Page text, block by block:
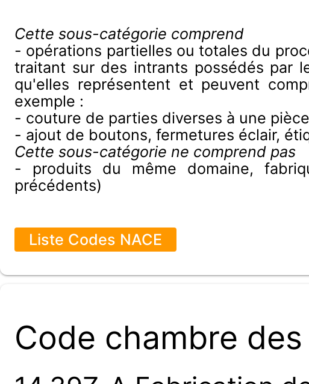
Cette sous-catégorie comprend
- opérations partielles ou totales du
traitant sur des intrants possédés par
qu'elles représentent et peuvent
exemple :
- couture de parties diverses à une
- ajout de boutons, fermetures éclair,
Cette sous-catégorie ne comprend pas
- produits du même domaine,
précédents)
Liste Codes NACE
Code chambre